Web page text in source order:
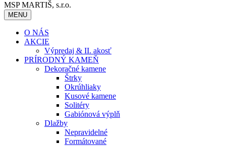
MSP MARTIŠ, s.r.o.
MENU
O NÁS
AKCIE
Výpredaj & II. akosť
PRÍRODNÝ KAMEŇ
Dekoračné kamene
Štrky
Okrúhliaky
Kusové kamene
Solitéry
Gabiónová výplň
Dlažby
Nepravidelné
Formátované